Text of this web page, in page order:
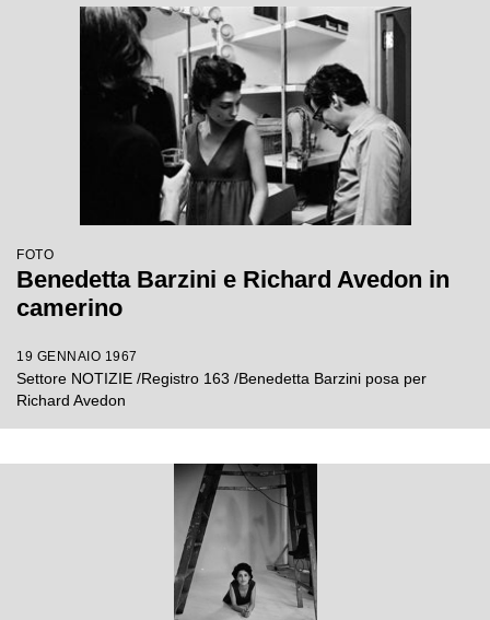
FOTO
Benedetta Barzini e Richard Avedon in
camerino
19 GENNAIO 1967
Settore NOTIZIE /Registro 163 /Benedetta Barzini posa per
Richard Avedon